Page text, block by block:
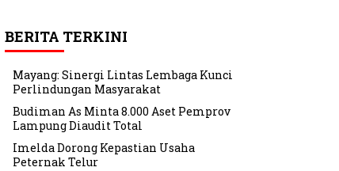
BERITA TERKINI
Mayang: Sinergi Lintas Lembaga Kunci
Perlindungan Masyarakat
Budiman As Minta 8.000 Aset Pemprov
Lampung Diaudit Total
Imelda Dorong Kepastian Usaha
Peternak Telur